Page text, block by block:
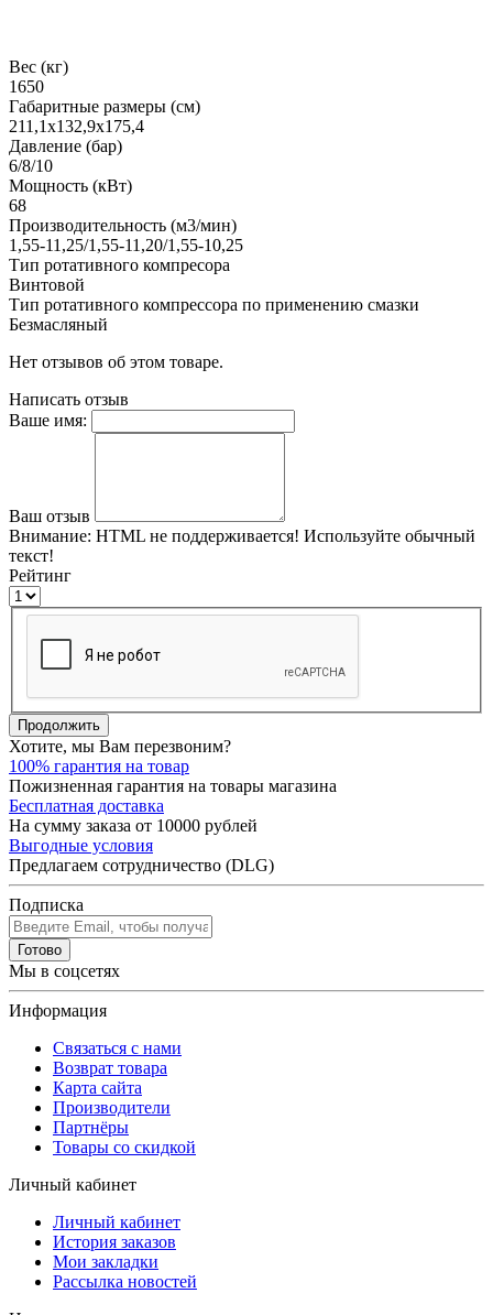
Вес (кг)
1650
Габаритные размеры (см)
211,1x132,9x175,4
Давление (бар)
6/8/10
Мощность (кВт)
68
Производительность (м3/мин)
1,55-11,25/1,55-11,20/1,55-10,25
Тип ротативного компресора
Винтовой
Тип ротативного компрессора по применению смазки
Безмасляный
Нет отзывов об этом товаре.
Написать отзыв
Ваше имя:
Ваш отзыв
Внимание: HTML не поддерживается! Используйте обычный
текст!
Рейтинг
Продолжить
Хотите, мы Вам перезвоним?
100% гарантия на товар
Пожизненная гарантия на товары магазина
Бесплатная доставка
На сумму заказа от 10000 рублей
Выгодные условия
Предлагаем сотрудничество (DLG)
Подписка
Готово
Мы в соцсетях
Информация
Связаться с нами
Возврат товара
Карта сайта
Производители
Партнёры
Товары со скидкой
Личный кабинет
Личный кабинет
История заказов
Мои закладки
Рассылка новостей